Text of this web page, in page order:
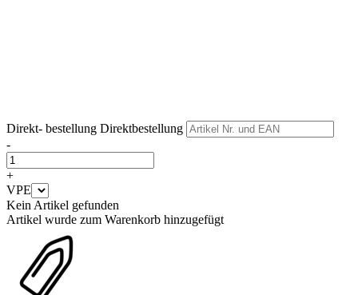
Direkt- bestellung Direktbestellung
-
+
VPE
Kein Artikel gefunden
Artikel wurde zum Warenkorb hinzugefügt